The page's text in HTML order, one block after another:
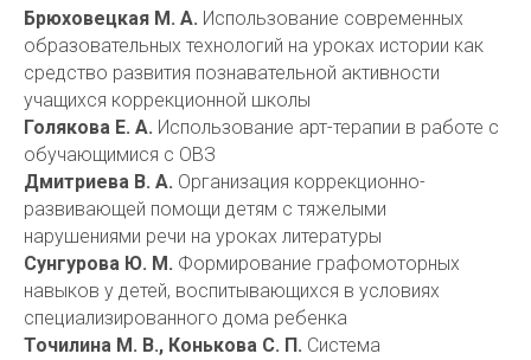
Брюховецкая М. А. Использование современных
образовательных технологий на уроках истории как
средство развития познавательной активности
учащихся коррекционной школы
Голякова Е. А. Использование арт-терапии в работе с
обучающимися с ОВЗ
Дмитриева В. А. Организация коррекционно-
развивающей помощи детям с тяжелыми
нарушениями речи на уроках литературы
Сунгурова Ю. М. Формирование графомоторных
навыков у детей, воспитывающихся в условиях
специализированного дома ребенка
Точилина М. В., Конькова С. П. Система